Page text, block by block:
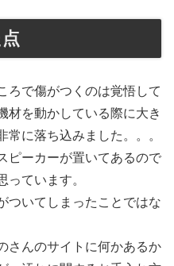
ろで傷がつくのは覚悟して
材を動かしている際に大き
に落ち込みました。。。
ピーカーが置いてあるので
っています。
ついてしまったことではな
さんのサイトに何かあるか